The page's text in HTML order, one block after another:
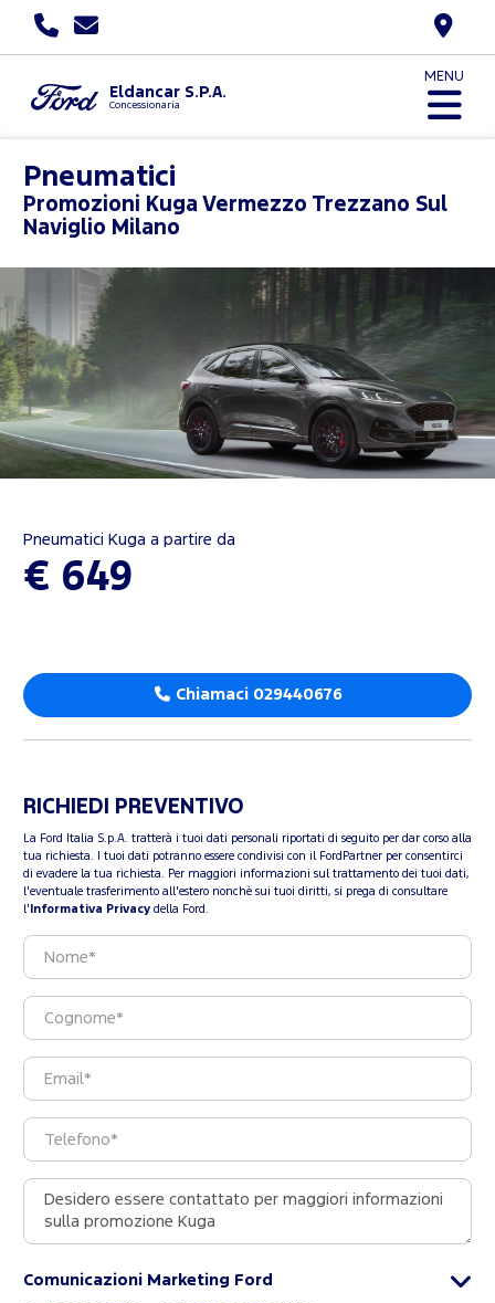
Eldancar S.P.A.
Concessionaria
MENU
Pneumatici
Promozioni Kuga Vermezzo Trezzano Sul
Naviglio Milano
Pneumatici Kuga a partire da
€ 649
Chiamaci 029440676
RICHIEDI PREVENTIVO
La Ford Italia S.p.A. tratterà i tuoi dati personali riportati di seguito per dar corso alla
tua richiesta. I tuoi dati potranno essere condivisi con il FordPartner per consentirci
di evadere la tua richiesta. Per maggiori informazioni sul trattamento dei tuoi dati,
l'eventuale trasferimento all'estero nonchè sui tuoi diritti, si prega di consultare
l' Informativa Privacy della Ford.
Comunicazioni Marketing Ford